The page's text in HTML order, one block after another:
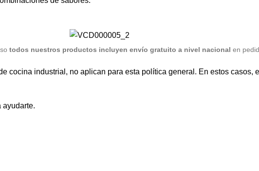
todos nuestros productos incluyen envío gratuito a nivel nacional en
cocina industrial, no aplican para esta política general. En estos casos,
ayudarte.